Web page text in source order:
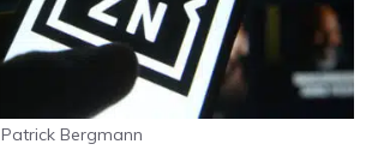
Patrick Bergmann